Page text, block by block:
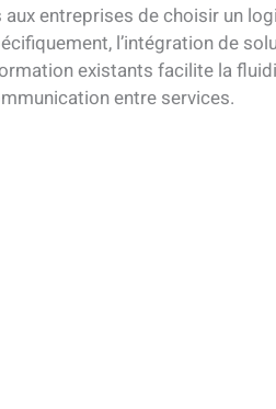
entreprises de choisir un
l’intégration de
existants facilite la
entre services.